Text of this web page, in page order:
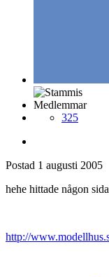
Medlemmar
325
Postad 1 augusti 2005
hehe hittade någon
http://